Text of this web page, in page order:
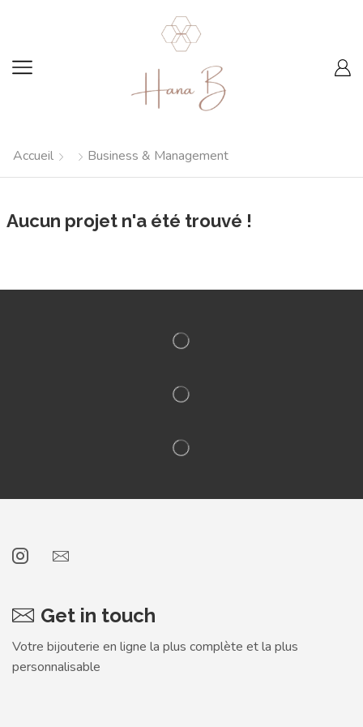
Accueil Business & Management
Aucun projet n'a été trouvé !
Get in touch
Votre bijouterie en ligne la plus complète et la plus
personnalisable